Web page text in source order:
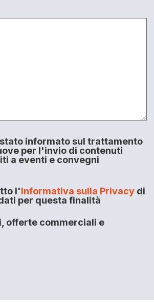
informato sul trattamento
per l'invio di contenuti
a eventi e convegni
l'Informativa sulla Privacydi
per questa finalità
offerte commerciali e